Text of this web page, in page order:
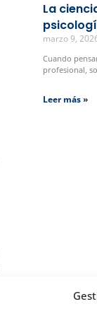
La
marzo 9,
Cuando
profesional,
Leer más »